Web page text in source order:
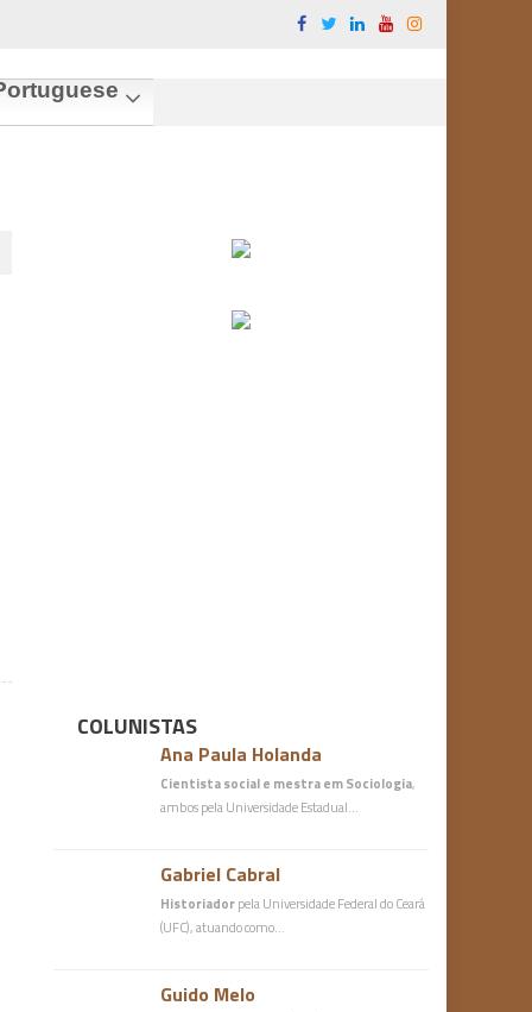
COLUNISTAS
Ana Paula Holanda
Cientista social e mestra em Sociologia,
ambos pela Universidade Estadual…
Gabriel Cabral
Historiadorpela Universidade Federal do Ceará
(UFC), atuando como…
Guido Melo